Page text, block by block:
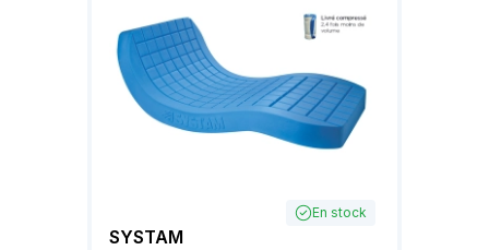
En stock
SYSTAM